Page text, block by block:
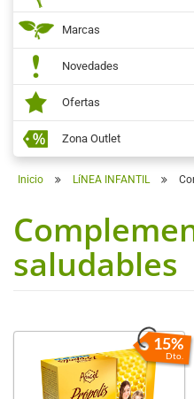
Marcas
Novedades
Ofertas
Zona Outlet
Inicio LíNEA INFANTIL
saludables
15%
Dto.